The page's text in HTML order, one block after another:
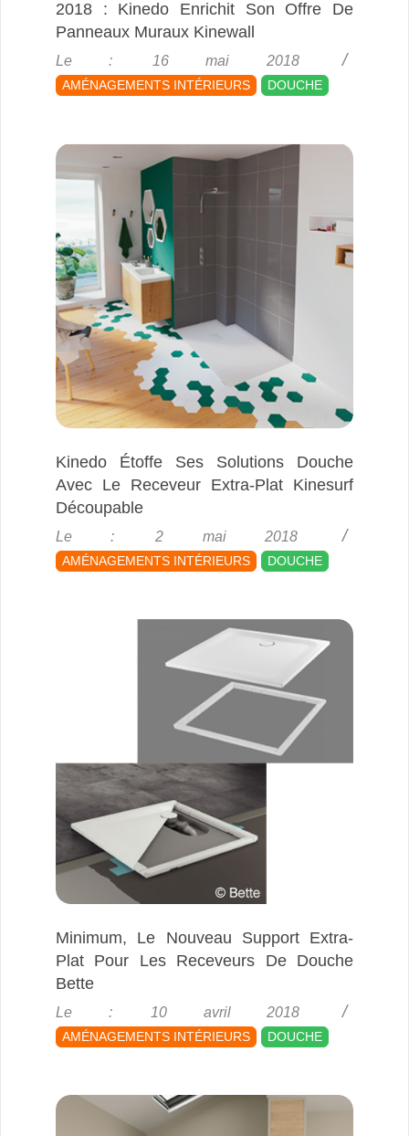
2018 : Kinedo Enrichit Son Offre De
Panneaux Muraux Kinewall
2018-
05-
16
Le : 16 mai 2018
AMÉNAGEMENTS INTÉRIEURS DOUCHE
Kinedo Étoffe Ses Solutions Douche
Avec Le Receveur Extra-Plat Kinesurf
Découpable
2018-
05-
02
Le : 2 mai 2018
AMÉNAGEMENTS INTÉRIEURS DOUCHE
Minimum, Le Nouveau Support Extra-
Plat Pour Les Receveurs De Douche
Bette
2018-
04-
10
Le : 10 avril 2018
AMÉNAGEMENTS INTÉRIEURS DOUCHE